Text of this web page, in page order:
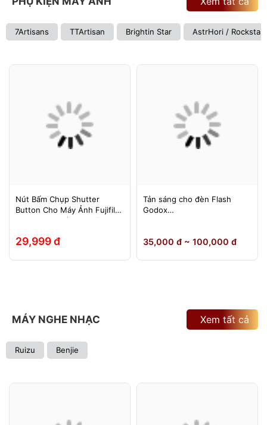
7Artisans TTArtisan Brightin Star AstrHori / Rockstar
Nút Bấm Chụp Shutter
Button Cho Máy Ảnh Fujifilm
Leica Contax (Ren Xoáy)
29,999 đ
Tản sáng cho đèn Flash
Godox
860III, Yongnuo 560II/565EX,
35,000 đ ~ 100,000 đ
MÁY NGHE NHẠC
Ruizu Benjie
Xem tất cả